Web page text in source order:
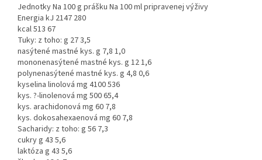
Jednotky Na 100 g prášku Na 100 ml pripravenej výživy
Energia kJ 2147 280
kcal 513 67
Tuky: z toho: g 27 3,5
nasýtené mastné kys. g 7,8 1,0
mononenasýtené mastné kys. g 12 1,6
polynenasýtené mastné kys. g 4,8 0,6
kyselina linolová mg 4100 536
kys. ?-linolenová mg 500 65,4
kys. arachidonová mg 60 7,8
kys. dokosahexaenová mg 60 7,8
Sacharidy: z toho: g 56 7,3
cukry g 43 5,6
laktóza g 43 5,6